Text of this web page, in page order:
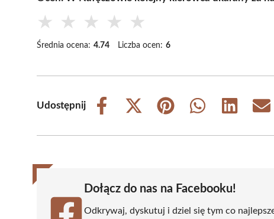
★ ★ ★ ★ ★
Średnia ocena: 4.74 Liczba ocen: 6
Udostępnij
Share
Share
(Twitter)
Share
Share
Share
Dołącz do nas na Facebooku!
Odkrywaj, dyskutuj i dziel się tym co